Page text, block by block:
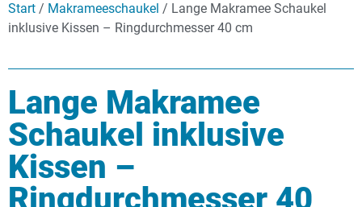
Start / Makrameeschaukel / Lange Makramee Schaukel
inklusive Kissen – Ringdurchmesser 40 cm
Lange Makramee
Schaukel inklusive
Kissen –
Ringdurchmesser 40